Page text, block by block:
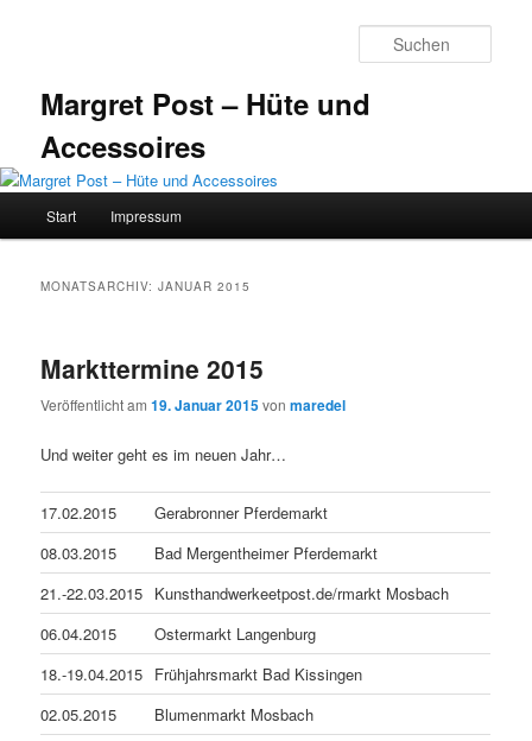
Margret Post – Hüte und
Accessoires
Start Impressum
MONATSARCHIV:JANUAR 2015
Markttermine 2015
Veröffentlicht am19. Januar 2015vonmaredel
Und weiter geht es im neuen Jahr…
17.02.2015
Gerabronner Pferdemarkt
08.03.2015
Bad Mergentheimer Pferdemarkt
21.-22.03.2015 Kunsthandwerkeetpost.de/rmarkt Mosbach
06.04.2015
Ostermarkt Langenburg
18.-19.04.2015 Frühjahrsmarkt Bad Kissingen
02.05.2015
Blumenmarkt Mosbach